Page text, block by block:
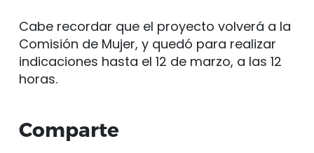
Cabe recordar que el proyecto volverá a la
Comisión de Mujer, y quedó para realizar
indicaciones hasta el 12 de marzo, a las 12
horas.
Comparte